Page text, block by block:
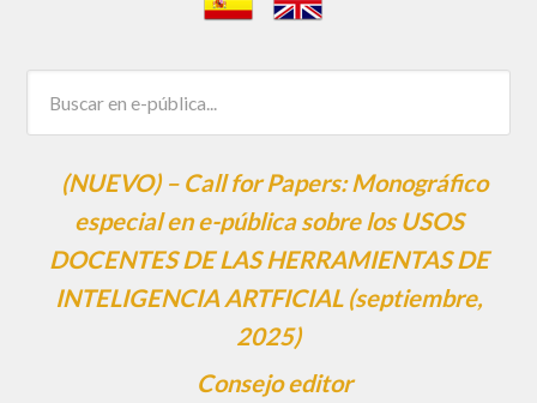
(NUEVO) – Call for Papers: Monográfico
especial en e-pública sobre los USOS
DOCENTES DE LAS HERRAMIENTAS DE
INTELIGENCIA ARTFICIAL (septiembre,
2025)
Consejo editor